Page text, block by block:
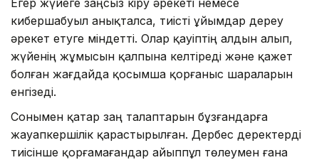
кибершабуыл анықталса, тиісті ұйымдар дереу
әрекет етуге міндетті. Олар қауіптің алдын алып,
жүйенің жұмысын қалпына келтіреді және қажет
болған жағдайда қосымша қорғаныс шараларын
енгізеді.
Сонымен қатар заң талаптарын бұзғандарға
жауапкершілік қарастырылған. Дербес деректерді
тиісінше қорғамағандар айыппұл төлеумен ғана